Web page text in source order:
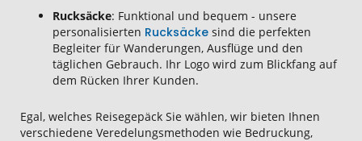
Rucksäcke: Funktional und bequem - unsere
personalisierten Rucksäcke sind die perfekten
Begleiter für Wanderungen, Ausflüge und den
täglichen Gebrauch. Ihr Logo wird zum Blickfang auf
dem Rücken Ihrer Kunden.
Egal, welches Reisegepäck Sie wählen, wir bieten Ihnen
verschiedene Veredelungsmethoden wie Bedruckung,